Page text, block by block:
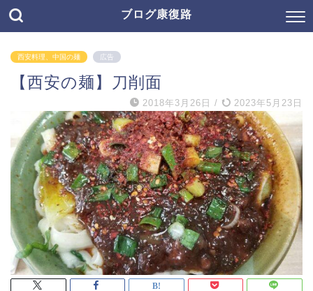
ブログ康復路
西安料理、中国の麺 広告
【西安の麺】刀削面
2018年3月26日 / 2023年5月23日